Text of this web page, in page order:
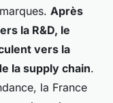
Après
la R&D, le
vers la
la supply chain.
la France